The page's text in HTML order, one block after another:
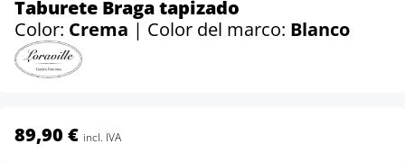
Taburete Braga tapizado
Color: Crema | Color del marco: Blanco
89,90 € incl. IVA